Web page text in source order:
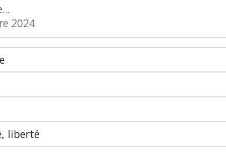
2024
liberté